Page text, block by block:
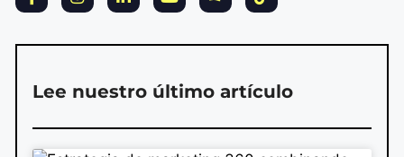
Lee nuestro último artículo